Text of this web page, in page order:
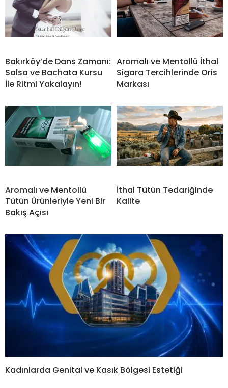
Bakırköy’de Dans Zamanı:
Salsa ve Bachata Kursu
İle Ritmi Yakalayın!
Aromalı ve Mentollü İthal
Sigara Tercihlerinde Oris
Markası
Aromalı ve Mentollü
Tütün Ürünleriyle Yeni Bir
Bakış Açısı
İthal Tütün Tedariğinde
Kalite
Kadınlarda Genital ve Kasık Bölgesi Estetiği